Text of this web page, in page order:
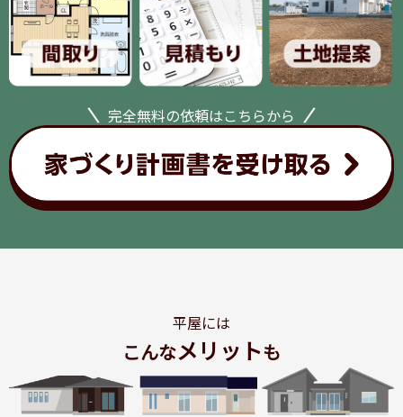
完全無料の依頼はこちらから
平屋には
こんなメリットも